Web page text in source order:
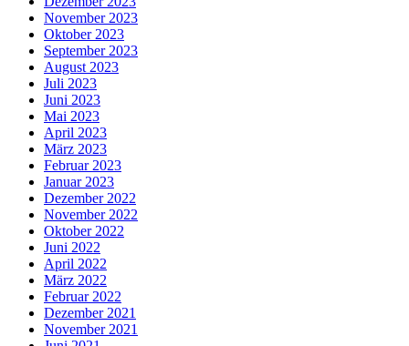
November 2023
Oktober 2023
September 2023
August 2023
Juli 2023
Juni 2023
Mai 2023
April 2023
März 2023
Februar 2023
Januar 2023
Dezember 2022
November 2022
Oktober 2022
Juni 2022
April 2022
März 2022
Februar 2022
Dezember 2021
November 2021